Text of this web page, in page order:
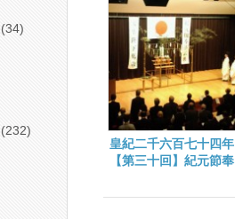
皇紀二千六百七十四年
【第三十回】紀元節奉
(34)
(232)